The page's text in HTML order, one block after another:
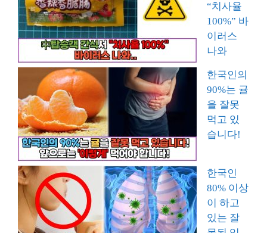
“치사율
100%” 바
이러스
나와
한국인의
90%는 귤
을 잘못
먹고 있
습니다!
한국인
80% 이상
이 하고
있는 잘